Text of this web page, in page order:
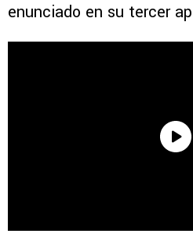
enunciado en su tercer